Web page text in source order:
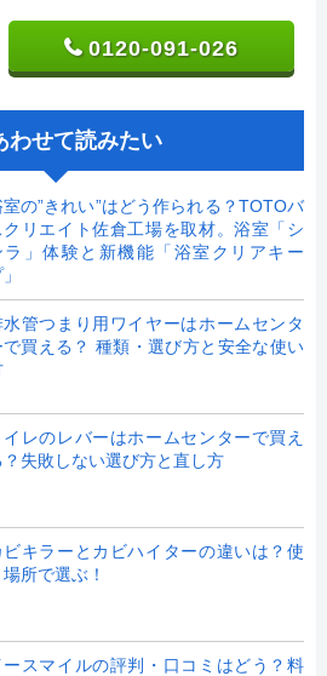
0120-091-026
わせて読みたい
室の”きれい”はどう作られる？TOTOバ
クリエイト佐倉工場を取材。浴室「シ
ラ」体験と新機能「浴室クリアキー
水管つまり用ワイヤーはホームセンタ
で買える？ 種類・選び方と安全な使い
イレのレバーはホームセンターで買え
？失敗しない選び方と直し方
ビキラーとカビハイターの違いは？使
場所で選ぶ！
ースマイルの評判・口コミはどう？料